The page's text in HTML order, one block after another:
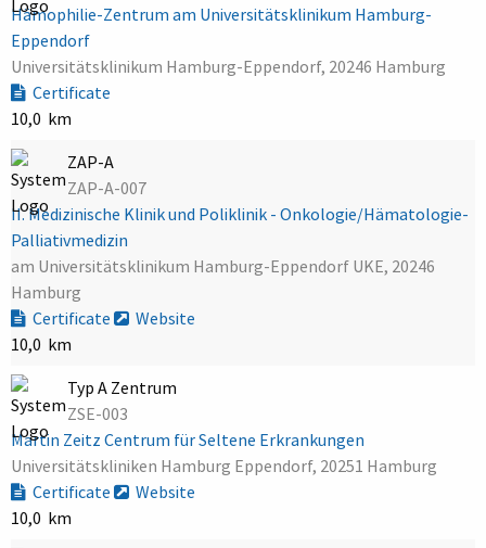
Hämophilie-Zentrum am Universitätsklinikum Hamburg-
Eppendorf
Universitätsklinikum Hamburg-Eppendorf, 20246 Hamburg
Certificate
10,0 km
ZAP-A
ZAP-A-007
II. Medizinische Klinik und Poliklinik - Onkologie/Hämatologie-
Palliativmedizin
am Universitätsklinikum Hamburg-Eppendorf UKE, 20246
Hamburg
Certificate
Website
10,0 km
Typ A Zentrum
ZSE-003
Martin Zeitz Centrum für Seltene Erkrankungen
Universitätskliniken Hamburg Eppendorf, 20251 Hamburg
Certificate
Website
10,0 km